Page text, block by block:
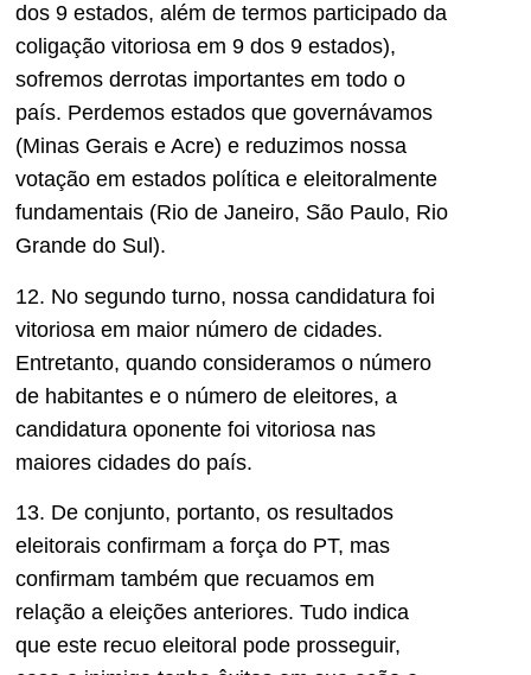
dos 9 estados, além de termos participado da
coligação vitoriosa em 9 dos 9 estados),
sofremos derrotas importantes em todo o
país. Perdemos estados que governávamos
(Minas Gerais e Acre) e reduzimos nossa
votação em estados política e eleitoralmente
fundamentais (Rio de Janeiro, São Paulo, Rio
Grande do Sul).
12. No segundo turno, nossa candidatura foi
vitoriosa em maior número de cidades.
Entretanto, quando consideramos o número
de habitantes e o número de eleitores, a
candidatura oponente foi vitoriosa nas
maiores cidades do país.
13. De conjunto, portanto, os resultados
eleitorais confirmam a força do PT, mas
confirmam também que recuamos em
relação a eleições anteriores. Tudo indica
que este recuo eleitoral pode prosseguir,